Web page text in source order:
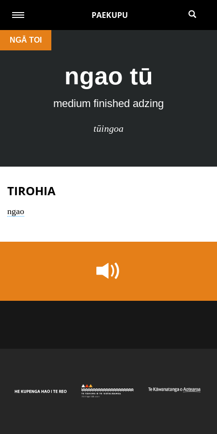
PAEKUPU
NGĀ TOI
ngao tū
medium finished adzing
tūingoa
TIROHIA
ngao